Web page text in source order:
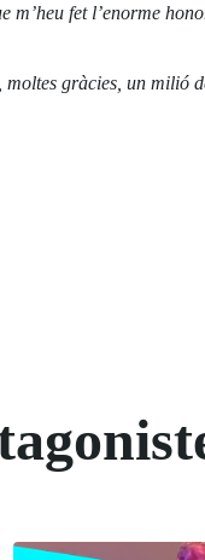
fet l’enorme
gràcies, un milió